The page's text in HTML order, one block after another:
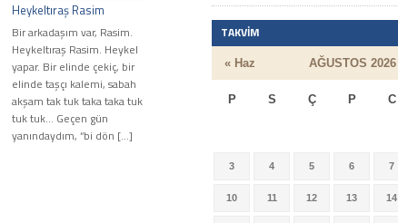
Heykeltıraş Rasim
Bir arkadaşım var, Rasim.
Heykeltıraş Rasim. Heykel
yapar. Bir elinde çekiç, bir
elinde taşçı kalemi, sabah
akşam tak tuk taka taka tuk
tuk tuk… Geçen gün
yanındaydım, “bi dön […]
TAKVIM
AĞUSTOS 2026
P S Ç P C
« Haz
3 4 5 6 7
10 11 12 13 14